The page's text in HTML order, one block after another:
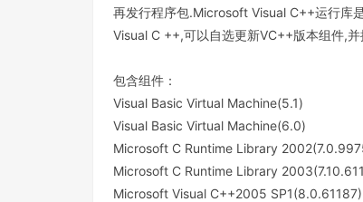
再发行程序包.Microsoft Visual C++运行库
Visual C ++,可以自选更新VC++版本组件,并
包含组件：
Visual Basic Virtual Machine(5.1)
Visual Basic Virtual Machine(6.0)
Microsoft C Runtime Library
Microsoft C Runtime Library
Microsoft Visual C++2005 SP1(8.0.61187)